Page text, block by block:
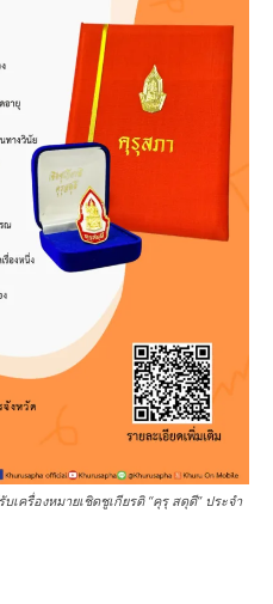
ครื่องหมายเชิดชูเกียรติ “คุรุ สดุดี” ประจำ